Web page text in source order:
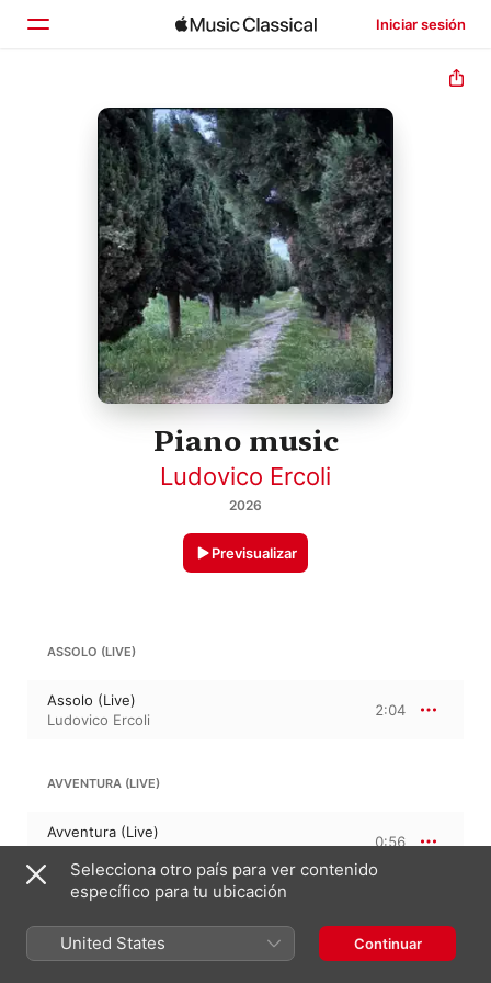
Iniciar sesión
Inicio
Explorar
Buscar
Piano music
Ludovico Ercoli
2026
Previsualizar
ASSOLO (LIVE)
Assolo (Live)
Ludovico Ercoli
2:04
AVVENTURA (LIVE)
Avventura (Live)
Ludovico Ercoli
0:56
Beautiful (Live)
Selecciona otro país para ver contenido
específico para tu ubicación
United States Continuar